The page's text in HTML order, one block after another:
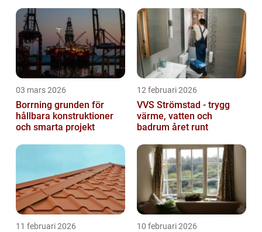
03 mars 2026
Borrning grunden för
hållbara konstruktioner
och smarta projekt
12 februari 2026
VVS Strömstad - trygg
värme, vatten och
badrum året runt
11 februari 2026 10 februari 2026